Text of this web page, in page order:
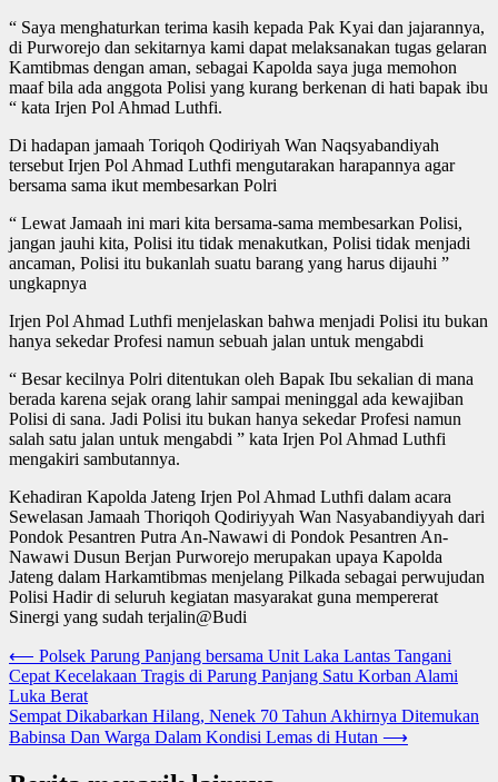
“ Saya menghaturkan terima kasih kepada Pak Kyai dan jajarannya,
di Purworejo dan sekitarnya kami dapat melaksanakan tugas gelaran
Kamtibmas dengan aman, sebagai Kapolda saya juga memohon
maaf bila ada anggota Polisi yang kurang berkenan di hati bapak ibu
“ kata Irjen Pol Ahmad Luthfi.
Di hadapan jamaah Toriqoh Qodiriyah Wan Naqsyabandiyah
tersebut Irjen Pol Ahmad Luthfi mengutarakan harapannya agar
bersama sama ikut membesarkan Polri
“ Lewat Jamaah ini mari kita bersama-sama membesarkan Polisi,
jangan jauhi kita, Polisi itu tidak menakutkan, Polisi tidak menjadi
ancaman, Polisi itu bukanlah suatu barang yang harus dijauhi ”
ungkapnya
Irjen Pol Ahmad Luthfi menjelaskan bahwa menjadi Polisi itu bukan
hanya sekedar Profesi namun sebuah jalan untuk mengabdi
“ Besar kecilnya Polri ditentukan oleh Bapak Ibu sekalian di mana
berada karena sejak orang lahir sampai meninggal ada kewajiban
Polisi di sana. Jadi Polisi itu bukan hanya sekedar Profesi namun
salah satu jalan untuk mengabdi ” kata Irjen Pol Ahmad Luthfi
mengakiri sambutannya.
Kehadiran Kapolda Jateng Irjen Pol Ahmad Luthfi dalam acara
Sewelasan Jamaah Thoriqoh Qodiriyyah Wan Nasyabandiyyah dari
Pondok Pesantren Putra An-Nawawi di Pondok Pesantren An-
Nawawi Dusun Berjan Purworejo merupakan upaya Kapolda
Jateng dalam Harkamtibmas menjelang Pilkada sebagai perwujudan
Polisi Hadir di seluruh kegiatan masyarakat guna mempererat
Sinergi yang sudah terjalin@Budi
Navigasi
pos
⟵ Polsek Parung Panjang bersama Unit Laka Lantas Tangani
Cepat Kecelakaan Tragis di Parung Panjang Satu Korban Alami
Luka Berat
Sempat Dikabarkan Hilang, Nenek 70 Tahun Akhirnya Ditemukan
Babinsa Dan Warga Dalam Kondisi Lemas di Hutan ⟶